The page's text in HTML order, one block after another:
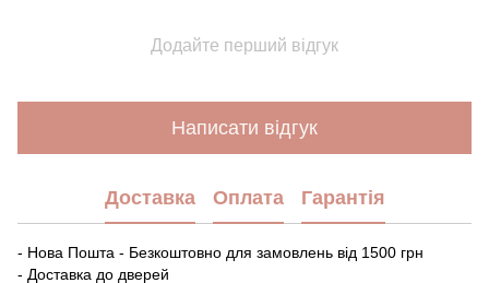
Додайте перший відгук
Написати відгук
Доставка Оплата Гарантія
- Нова Пошта - Безкоштовно для замовлень від 1500 грн
- Доставка до дверей